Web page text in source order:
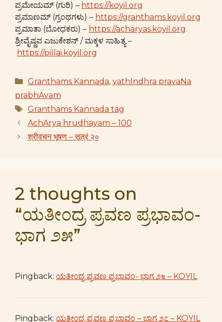
ಪ್ರಮೇಯಮ್ (ಗುರಿ) – https://koyil.org
ಪ್ರಮಾಣಮ್ (ಗ್ರಂಥಗಳು) – https://granthams.koyil.org
ಪ್ರಮಾತಾ (ಬೋಧಕರು) – https://acharyas.koyil.org
ಶ್ರೀವೈಷ್ಣವ ಎಜುಕೇಶನ್ / ಮಕ್ಕಳ ಸಾಹಿತ್ಯ –
https://pillai.koyil.org
Categories
Granthams Kannada, yathIndhra pravaNa
prabhAvam
Tags
Granthams Kannada tag
AchArya hrudhayam – 100
श्रीवचन भूषण – सूत्रं २०
2 thoughts on
“ಯತೀ೦ದ್ರ ಪ್ರವಣ ಪ್ರಭಾವಂ-
ಭಾಗ ೨೫”
Pingback: ಯತೀ೦ದ್ರ ಪ್ರವಣ ಪ್ರಭಾವಂ- ಭಾಗ ೨೬ – KOYIL
Pingback: ಯತೀ೦ದ್ರ ಪ್ರವಣ ಪ್ರಭಾವಂ – ಭಾಗ ೨೭ – KOYIL